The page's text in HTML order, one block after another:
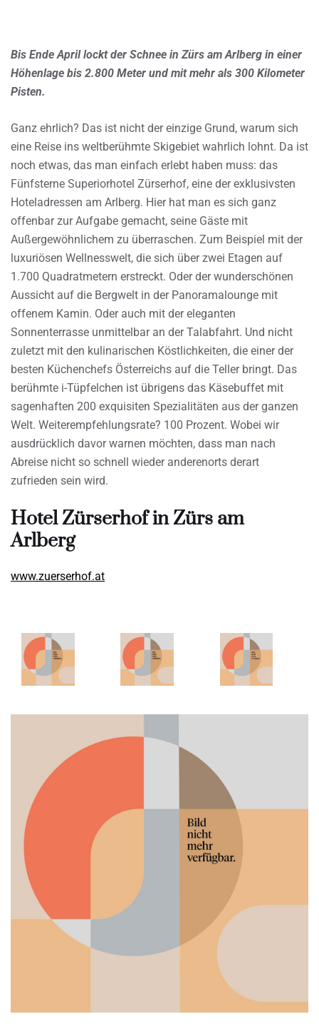
Bis Ende April lockt der Schnee in Zürs am Arlberg in einer
Höhenlage bis 2.800 Meter und mit mehr als 300 Kilometer
Pisten.
Ganz ehrlich? Das ist nicht der einzige Grund, warum sich
eine Reise ins weltberühmte Skigebiet wahrlich lohnt. Da ist
noch etwas, das man einfach erlebt haben muss: das
Fünfsterne Superiorhotel Zürserhof, eine der exklusivsten
Hoteladressen am Arlberg. Hier hat man es sich ganz
offenbar zur Aufgabe gemacht, seine Gäste mit
Außergewöhnlichem zu überraschen. Zum Beispiel mit der
luxuriösen Wellnesswelt, die sich über zwei Etagen auf
1.700 Quadratmetern erstreckt. Oder der wunderschönen
Aussicht auf die Bergwelt in der Panoramalounge mit
offenem Kamin. Oder auch mit der eleganten
Sonnenterrasse unmittelbar an der Talabfahrt. Und nicht
zuletzt mit den kulinarischen Köstlichkeiten, die einer der
besten Küchenchefs Österreichs auf die Teller bringt. Das
berühmte i-Tüpfelchen ist übrigens das Käsebuffet mit
sagenhaften 200 exquisiten Spezialitäten aus der ganzen
Welt. Weiterempfehlungsrate? 100 Prozent. Wobei wir
ausdrücklich davor warnen möchten, dass man nach
Abreise nicht so schnell wieder anderenorts derart
zufrieden sein wird.
Hotel Zürserhof in Zürs am
Arlberg
www.zuerserhof.at